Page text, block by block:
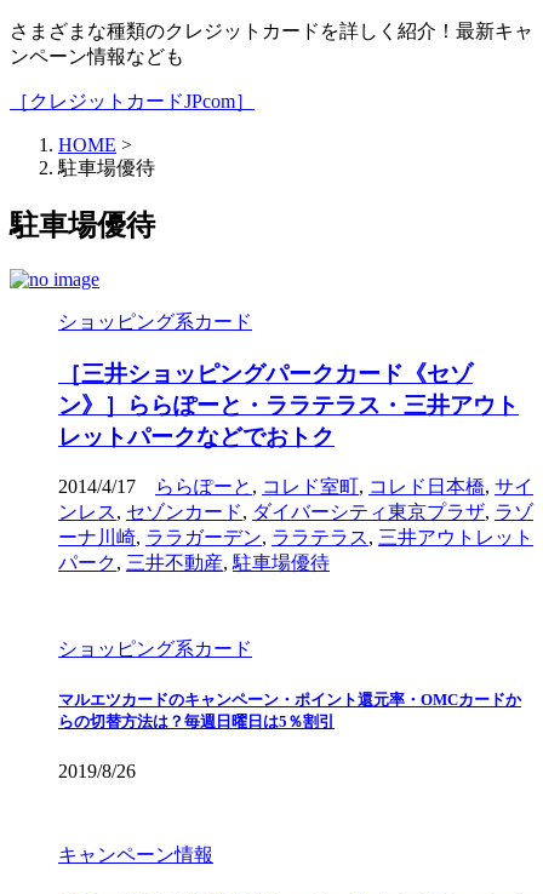
さまざまな種類のクレジットカードを詳しく紹介！最新キャ
ンペーン情報なども
［クレジットカードJPcom］
HOME >
駐車場優待
駐車場優待
ショッピング系カード
［三井ショッピングパークカード《セゾ
ン》］ららぽーと・ララテラス・三井アウト
レットパークなどでおトク
2014/4/17 ららぽーと , コレド室町, コレド日本橋, サイ
ンレス, セゾンカード, ダイバーシティ東京プラザ, ラゾ
ーナ川崎, ララガーデン, ララテラス, 三井アウトレット
パーク, 三井不動産, 駐車場優待
ショッピング系カード
マルエツカードのキャンペーン・ポイント還元率・OMCカードか
らの切替方法は？毎週日曜日は5％割引
2019/8/26
キャンペーン情報